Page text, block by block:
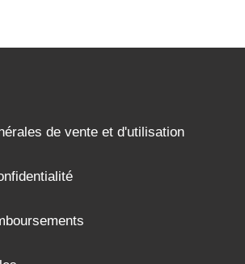
de vente et d'utilisation